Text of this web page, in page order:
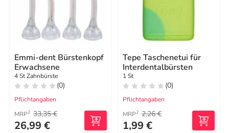
Emmi-dent Bürstenkopf
Erwachsene
4 St Zahnbürste
(0)
Pflichtangaben
MRP2 33,35 €
26,99 €
Tepe Taschenetui für
Interdentalbürsten
1 St
(0)
Pflichtangaben
MRP2 2,26 €
1,99 €